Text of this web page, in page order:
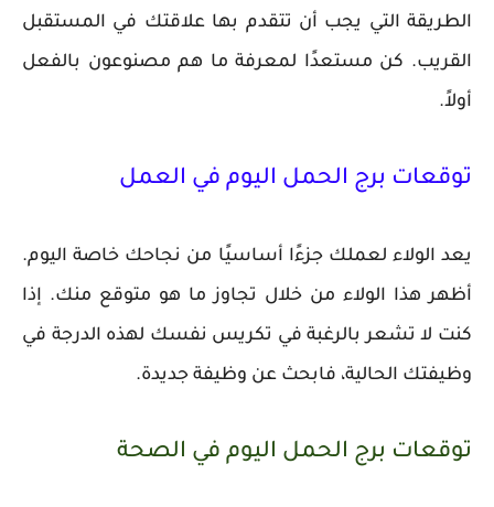
الطريقة التي يجب أن تتقدم بها علاقتك في المستقبل
القريب. كن مستعدًا لمعرفة ما هم مصنوعون بالفعل
أولاً.
توقعات برج الحمل اليوم في العمل
يعد الولاء لعملك جزءًا أساسيًا من نجاحك خاصة اليوم.
أظهر هذا الولاء من خلال تجاوز ما هو متوقع منك. إذا
كنت لا تشعر بالرغبة في تكريس نفسك لهذه الدرجة في
وظيفتك الحالية، فابحث عن وظيفة جديدة.
توقعات برج الحمل اليوم في الصحة